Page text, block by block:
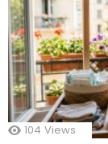
104 Views